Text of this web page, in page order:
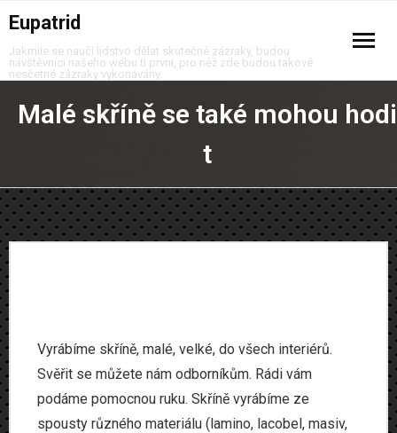
Eupatrid
Jakmile se naučí lidstvo dělat skutečné zázraky, budou
návštěvníci našeho webu ti první, pro něž zde budou takové
nesčetné zázraky vykonávány.
Auto moto
Děti
Domov
Móda
Malé skříně se také mohou hodi
t
Vyrábíme skříně, malé, velké, do všech interiérů.
Svěřit se můžete nám odborníkům. Rádi vám
podáme pomocnou ruku. Skříně vyrábíme ze
spousty různého materiálu (lamino, lacobel, masiv,